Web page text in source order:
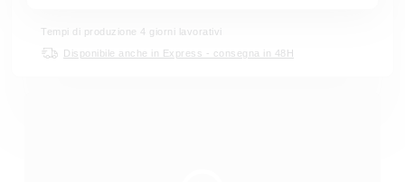
Tempi di produzione 4 giorni lavorativi
Disponibile anche in Express - consegna in 48H